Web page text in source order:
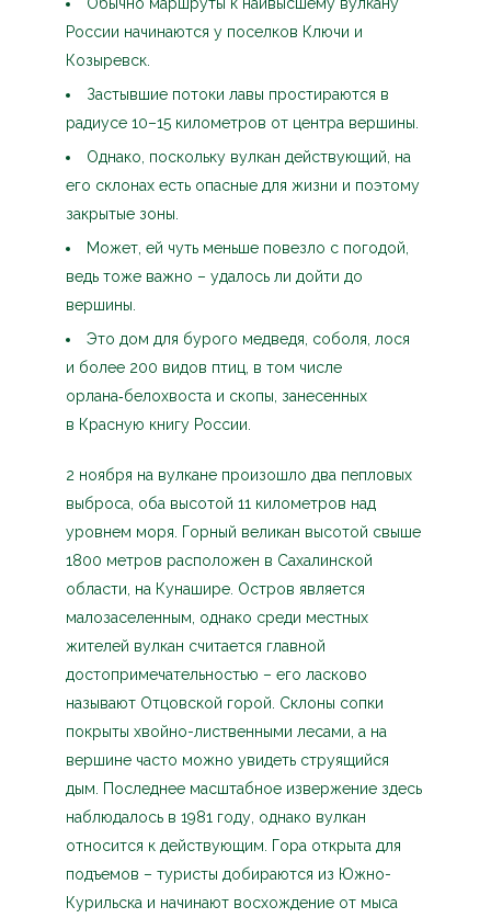
России начинаются у поселков Ключи и
Козыревск.
Застывшие потоки лавы простираются в
радиусе 10–15 километров от центра вершины.
Однако, поскольку вулкан действующий, на
его склонах есть опасные для жизни и поэтому
закрытые зоны.
Может, ей чуть меньше повезло с погодой,
ведь тоже важно – удалось ли дойти до
вершины.
Это дом для бурого медведя, соболя, лося
и более 200 видов птиц, в том числе
орлана‑белохвоста и скопы, занесенных
в Красную книгу России.
2 ноября на вулкане произошло два пепловых
выброса, оба высотой 11 километров над
уровнем моря. Горный великан высотой свыше
1800 метров расположен в Сахалинской
области, на Кунашире. Остров является
малозаселенным, однако среди местных
жителей вулкан считается главной
достопримечательностью – его ласково
называют Отцовской горой. Склоны сопки
покрыты хвойно-лиственными лесами, а на
вершине часто можно увидеть струящийся
дым. Последнее масштабное извержение здесь
наблюдалось в 1981 году, однако вулкан
относится к действующим. Гора открыта для
подъемов – туристы добираются из Южно-
Курильска и начинают восхождение от мыса